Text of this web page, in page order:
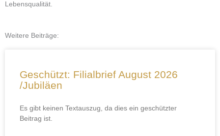
Lebensqualität.
Weitere Beiträge:
Geschützt: Filialbrief August 2026
/Jubiläen
Es gibt keinen Textauszug, da dies ein geschützter
Beitrag ist.